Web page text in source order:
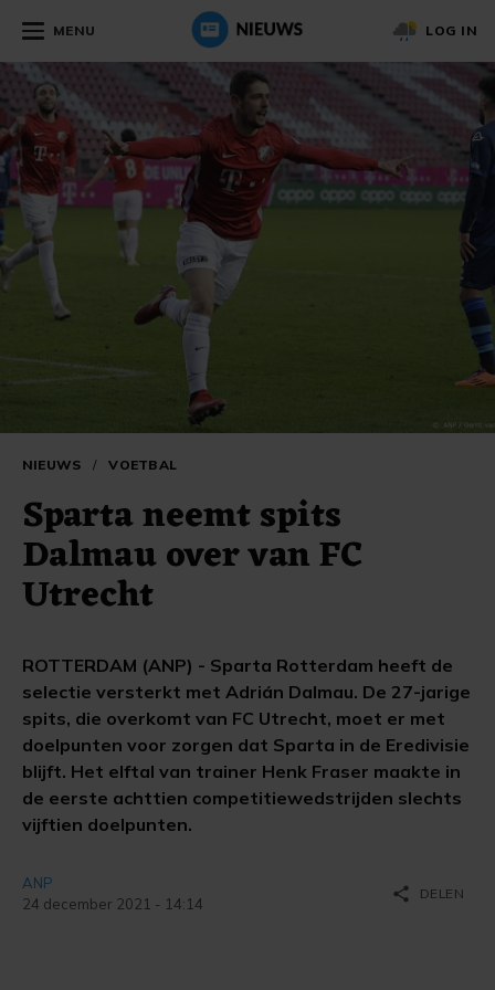
MENU LOG IN
NIEUWS / VOETBAL
Sparta neemt spits
Dalmau over van FC
Utrecht
ROTTERDAM (ANP) - Sparta Rotterdam heeft de
selectie versterkt met Adrián Dalmau. De 27-jarige
spits, die overkomt van FC Utrecht, moet er met
doelpunten voor zorgen dat Sparta in de Eredivisie
blijft. Het elftal van trainer Henk Fraser maakte in
de eerste achttien competitiewedstrijden slechts
vijftien doelpunten.
ANP
24 december 2021 - 14:14
share DELEN